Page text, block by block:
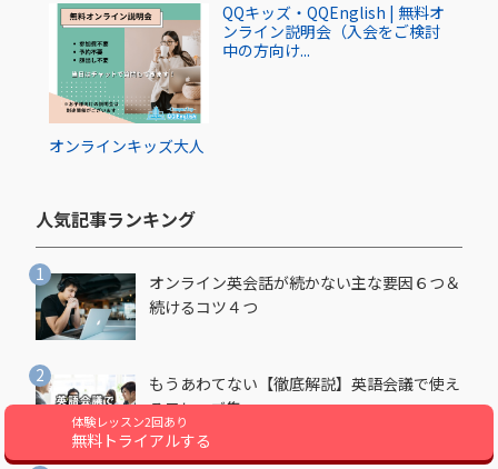
体験レッスン2回あり
無料トライアルする
オンラインキッズ大人
QQキッズ・QQEnglish | 無料オ
ンライン説明会（入会をご検討
中の方向け...
人気記事ランキング​
オンライン英会話が続かない主な要因６つ＆
続けるコツ４つ
もうあわてない【徹底解説】英語会議で使え
るフレーズ集